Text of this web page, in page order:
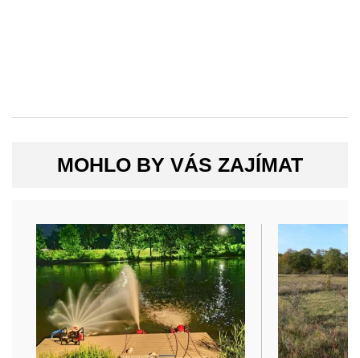
MOHLO BY VÁS ZAJÍMAT